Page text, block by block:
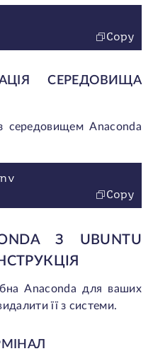
Copy
СЕРЕДОВИЩА
середовищем Anaconda
Copy
З UBUNTU
Anaconda для ваших
її з системи.